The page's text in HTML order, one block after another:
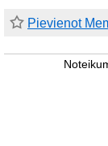
Pievienot